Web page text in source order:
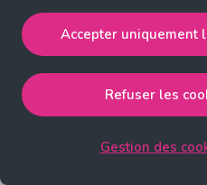
Accepter tous les cookies
strictement nécessaires,
publicité ciblée.
Accepter uniquement les
les cookies strictement
Accepter uniquement
Refuser les
Gestion des